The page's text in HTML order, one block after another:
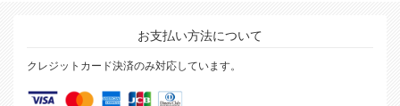
お支払い方法について
クレジットカード決済のみ対応しています。